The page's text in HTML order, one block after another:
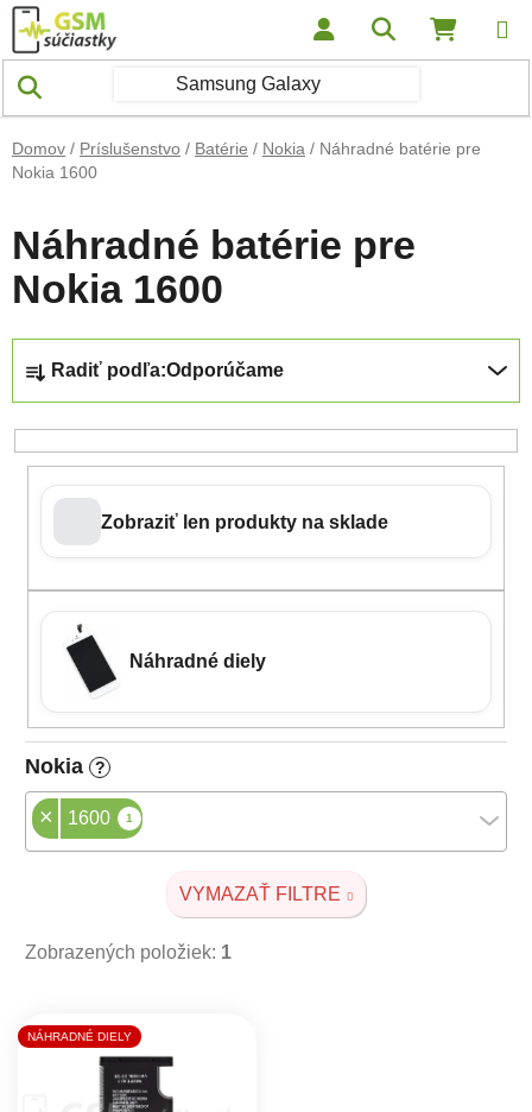
Prejsť na obsah Hľadať
Domov / Príslušenstvo / Batérie / Nokia / Náhradné batérie pre
Nokia 1600
Náhradné batérie pre
Nokia 1600
Radiť podľa:Odporúčame
Zobraziť len produkty na sklade
Náhradné diely
Nokia ?
× 1600 1
VYMAZAŤ FILTRE
Zobrazených položiek: 1
Výpis produktov
NÁHRADNÉ DIELY